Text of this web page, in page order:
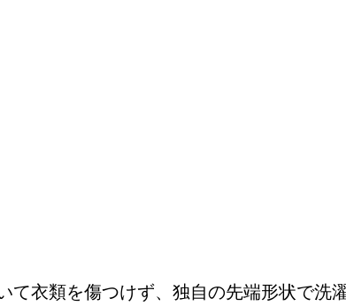
衣類を傷つけず、独自の先端形状で洗